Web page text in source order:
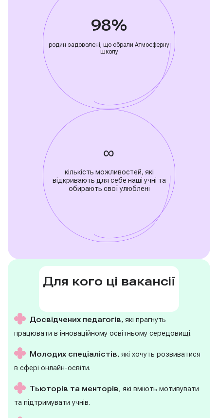
98%
родин задоволені, що обрали Атмосферну
школу
∞
кількість можливостей, які
відкривають для себе наші учні та
обирають свої улюблені
Для кого ці вакансії
Досвідчених педагогів, які прагнуть
працювати в інноваційному освітньому середовищі.
Молодих спеціалістів, які хочуть розвиватися
в сфері онлайн-освіти.
Тьюторів та менторів, які вміють мотивувати
та підтримувати учнів.